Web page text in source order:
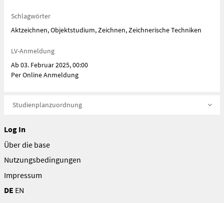
Schlagwörter
Aktzeichnen, Objektstudium, Zeichnen, Zeichnerische Techniken
LV-Anmeldung
Ab 03. Februar 2025, 00:00
Per Online Anmeldung
Studienplanzuordnung
Log In
Über die base
Nutzungsbedingungen
Impressum
DE EN